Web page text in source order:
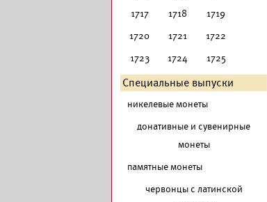
1717
1718
1719
1720
1721
1722
1723
1724 1725
Специальные выпуски
никелевые монеты
донативные и сувенирные
монеты
памятные монеты
червонцы с латинской